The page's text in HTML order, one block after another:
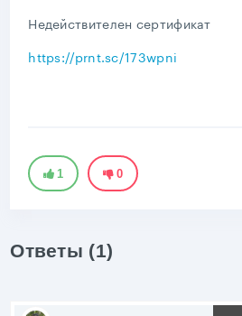
Недействителен сертификат
https://prnt.sc/173wpni
1 0
Ответы (1)